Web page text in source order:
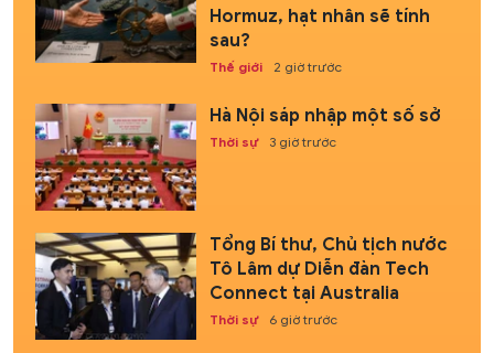
Hormuz, hạt nhân sẽ tính
sau?
Thế giới 2 giờ trước
Hà Nội sáp nhập một số sở
Thời sự 3 giờ trước
Tổng Bí thư, Chủ tịch nước
Tô Lâm dự Diễn đàn Tech
Connect tại Australia
Thời sự 6 giờ trước